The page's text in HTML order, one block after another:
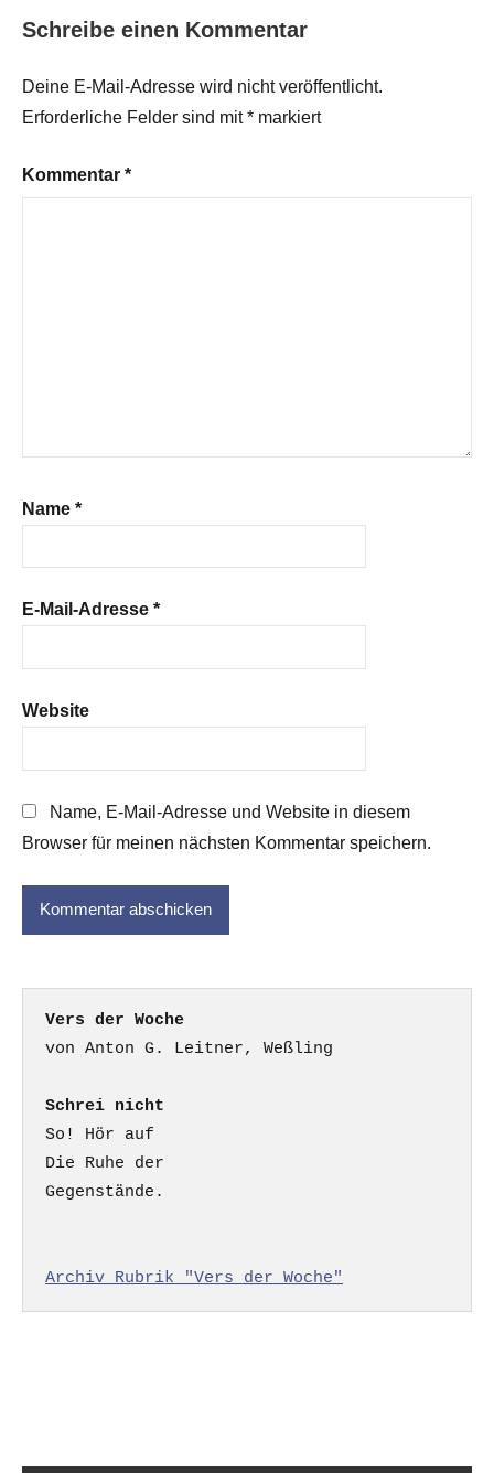
Schreibe einen Kommentar
Deine E-Mail-Adresse wird nicht veröffentlicht.
Erforderliche Felder sind mit* markiert
Kommentar *
Name *
E-Mail-Adresse *
Website
Name, E-Mail-Adresse und Website in diesem
Browser für meinen nächsten Kommentar speichern.
Vers der Woche
Schrei nicht
So! Hör auf
Die Ruhe der
Gegenstände.
Archiv Rubrik "Vers der Woche"